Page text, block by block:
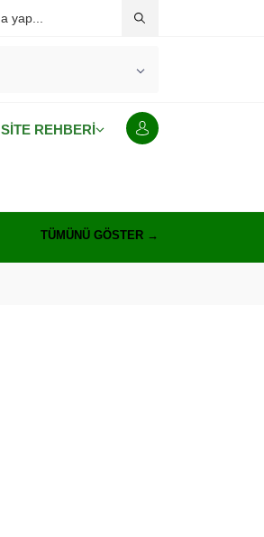
SİTE REHBERİ
TÜMÜNÜ GÖSTER →